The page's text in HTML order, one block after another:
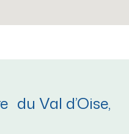
du Val d’Oise,